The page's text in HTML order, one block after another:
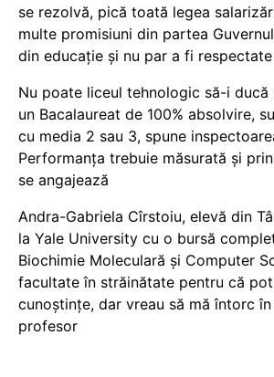
se rezolvă, pică toată legea
multe promisiuni din partea
din educație și nu par a fi respectate
Nu poate liceul tehnologic să-i
un Bacalaureat de 100% absolvire,
cu media 2 sau 3, spune
Performanța trebuie măsurată și
se angajează
Andra-Gabriela Cîrstoiu, elevă din
la Yale University cu o bursă
Biochimie Moleculară și Computer
facultate în străinătate pentru că
cunoștințe, dar vreau să mă întorc
profesor